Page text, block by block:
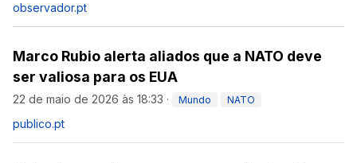
observador.pt
Marco Rubio alerta aliados que a NATO deve
ser valiosa para os EUA
22 de maio de 2026 às 18:33 · Mundo NATO
publico.pt